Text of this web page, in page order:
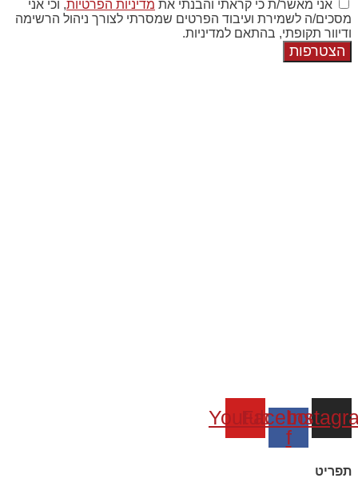
אני מאשר/ת כי קראתי והבנתי את מדיניות הפרטיות, וכי אני
מסכים/ה לשמירת ועיבוד הפרטים שמסרתי לצורך ניהול הרשימה
ודיוור תקופתי, בהתאם למדיניות.
הצטרפות
Facebook-
f
Youtube
תפריט